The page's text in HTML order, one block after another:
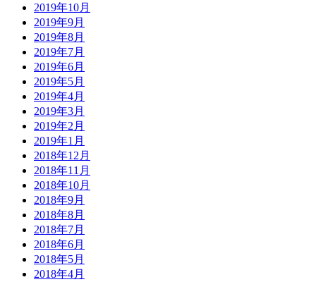
2019年10月
2019年9月
2019年8月
2019年7月
2019年6月
2019年5月
2019年4月
2019年3月
2019年2月
2019年1月
2018年12月
2018年11月
2018年10月
2018年9月
2018年8月
2018年7月
2018年6月
2018年5月
2018年4月